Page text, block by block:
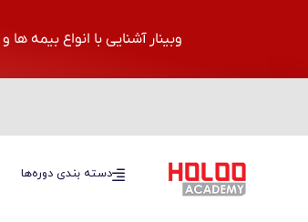
وبینار آشنایی با انواع بیمه
دسته بندی دوره‌ها دسته بندی دوره‌ها